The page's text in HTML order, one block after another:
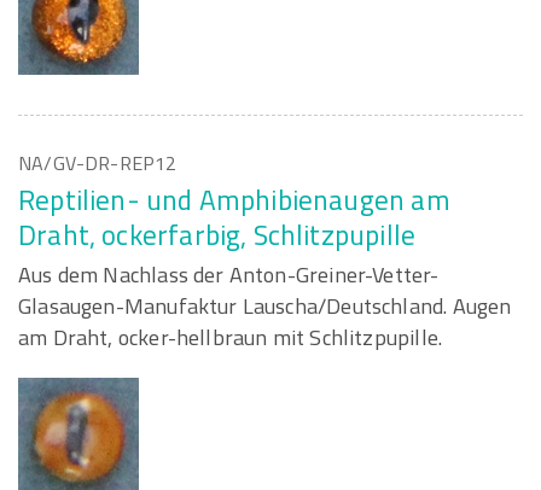
NA/GV-DR-REP12
Reptilien- und Amphibienaugen am
Draht, ockerfarbig, Schlitzpupille
Aus dem Nachlass der Anton-Greiner-Vetter-
Glasaugen-Manufaktur Lauscha/Deutschland. Augen
am Draht, ocker-hellbraun mit Schlitzpupille.